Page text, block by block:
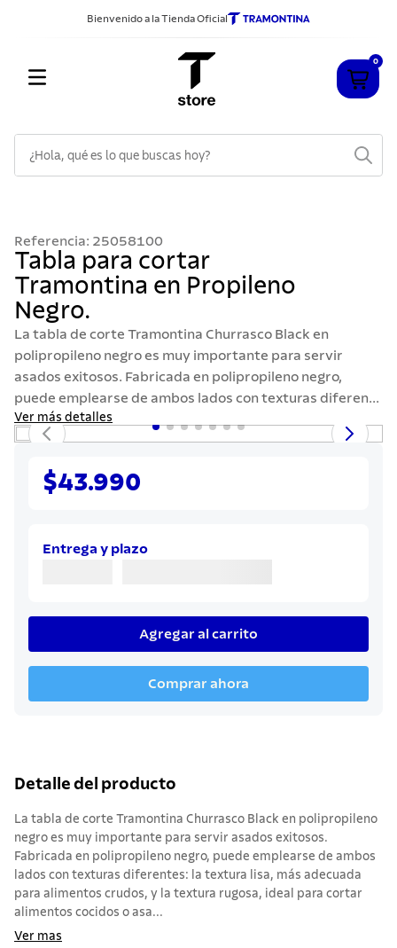
Bienvenido a la Tienda Oficial
0
Referencia: 25058100
Tabla para cortar
Tramontina en Propileno
Negro.
La tabla de corte Tramontina Churrasco Black en
polipropileno negro es muy importante para servir
asados exitosos. Fabricada en polipropileno negro,
puede emplearse de ambos lados con texturas diferen...
Ver más detalles
$43.990
Entrega y plazo
Agregar al carrito
Comprar ahora
Detalle del producto
La tabla de corte Tramontina Churrasco Black en polipropileno
negro es muy importante para servir asados exitosos.
Fabricada en polipropileno negro, puede emplearse de ambos
lados con texturas diferentes: la textura lisa, más adecuada
para alimentos crudos, y la textura rugosa, ideal para cortar
alimentos cocidos o asa...
Ver mas
2.
sarten
3.
cubiertos
4.
ollas
5
acero inoxidable
6.
grano
solar
cuchillo
442